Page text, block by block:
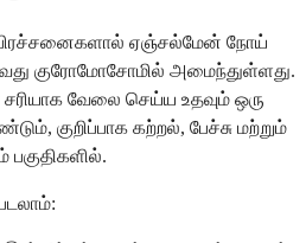
பிரச்சனைகளால் ஏஞ்சல்மேன் நோய்
குரோமோசோமில் அமைந்துள்ளது.
வேலை செய்ய உதவும் ஒரு
குறிப்பாக கற்றல், பேச்சு மற்றும்